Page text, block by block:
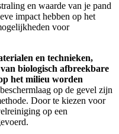
en waarde van je pand
impact hebben op het
voor
en technieken,
biologisch afbreekbare
het milieu worden
op de gevel zijn
Door te kiezen voor
op een